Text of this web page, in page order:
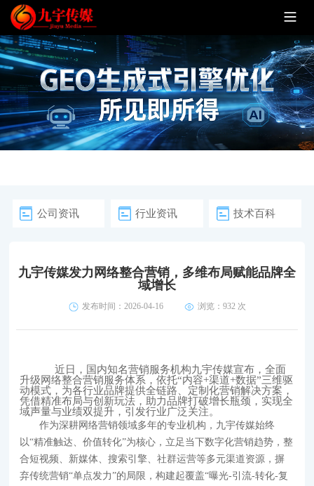
公司资讯 行业资讯 技术百科
九宇传媒发力网络整合营销，多维布局赋能品牌全
域增长
发布时间：2026-04-16 浏览： 932 次
近日，国内知名营销服务机构九宇传媒宣布，全面
升级网络整合营销 服务体系，依托“内容+渠道+数据”三维驱
动模式，为各行业品牌提供全链路、定制化营销解决方案，
凭借精准布局与创新玩法，助力品牌打破增长瓶颈，实现全
域声量与业绩双提升，引发行业广泛关注。
作为深耕网络营销领域多年的专业机构，九宇传媒始终
以“精准触达、价值转化”为核心，立足当下数字化营销趋势，整
合短视频、新媒体、搜索引擎、社群运营等多元渠道资源，摒
弃传统营销“单点发力”的局限，构建起覆盖“曝光-引流-转化-复